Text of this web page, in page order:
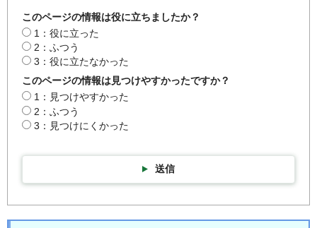
このページの情報は役に立ちましたか？
1：役に立った
2：ふつう
3：役に立たなかった
このページの情報は見つけやすかったですか？
1：見つけやすかった
2：ふつう
3：見つけにくかった
送信